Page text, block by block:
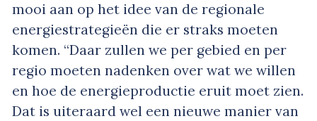
mooi aan op het idee van de regionale
energiestrategieën die er straks moeten
komen. “Daar zullen we per gebied en per
regio moeten nadenken over wat we willen
en hoe de energieproductie eruit moet zien.
Dat is uiteraard wel een nieuwe manier van